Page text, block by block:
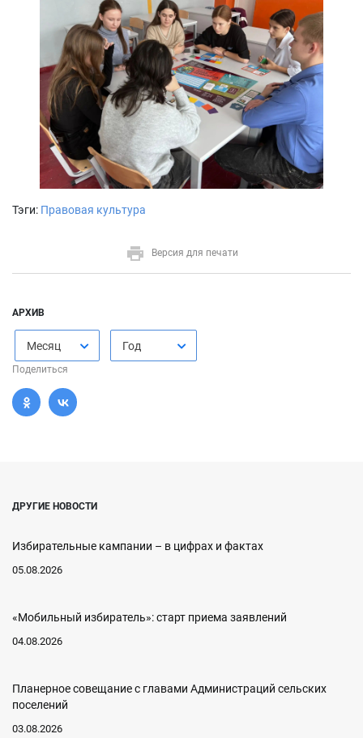
Тэги: Правовая культура
Версия для печати
АРХИВ
Месяц Год
Поделиться
ДРУГИЕ НОВОСТИ
Избирательные кампании – в цифрах и фактах
05.08.2026
«Мобильный избиратель»: старт приема заявлений
04.08.2026
Планерное совещание с главами Администраций сельских
поселений
03.08.2026